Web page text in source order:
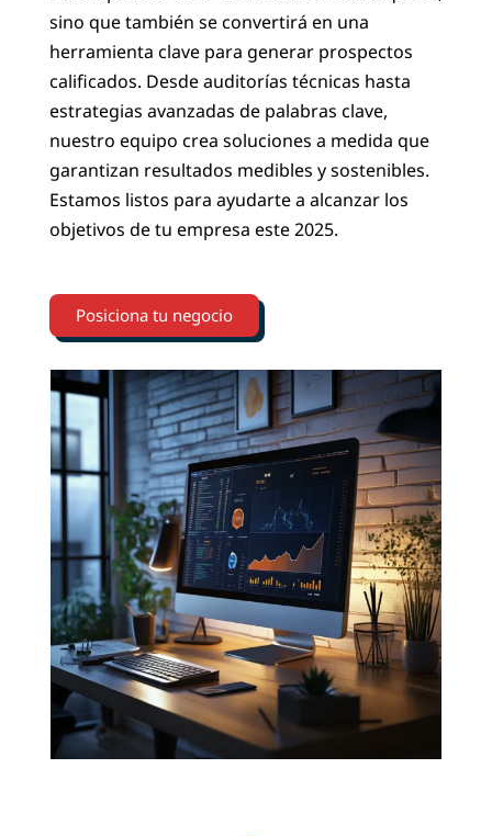
sino que también se convertirá en una
herramienta clave para generar prospectos
calificados. Desde auditorías técnicas hasta
estrategias avanzadas de palabras clave,
nuestro equipo crea soluciones a medida que
garantizan resultados medibles y sostenibles.
Estamos listos para ayudarte a alcanzar los
objetivos de tu empresa este 2025.
Posiciona tu negocio